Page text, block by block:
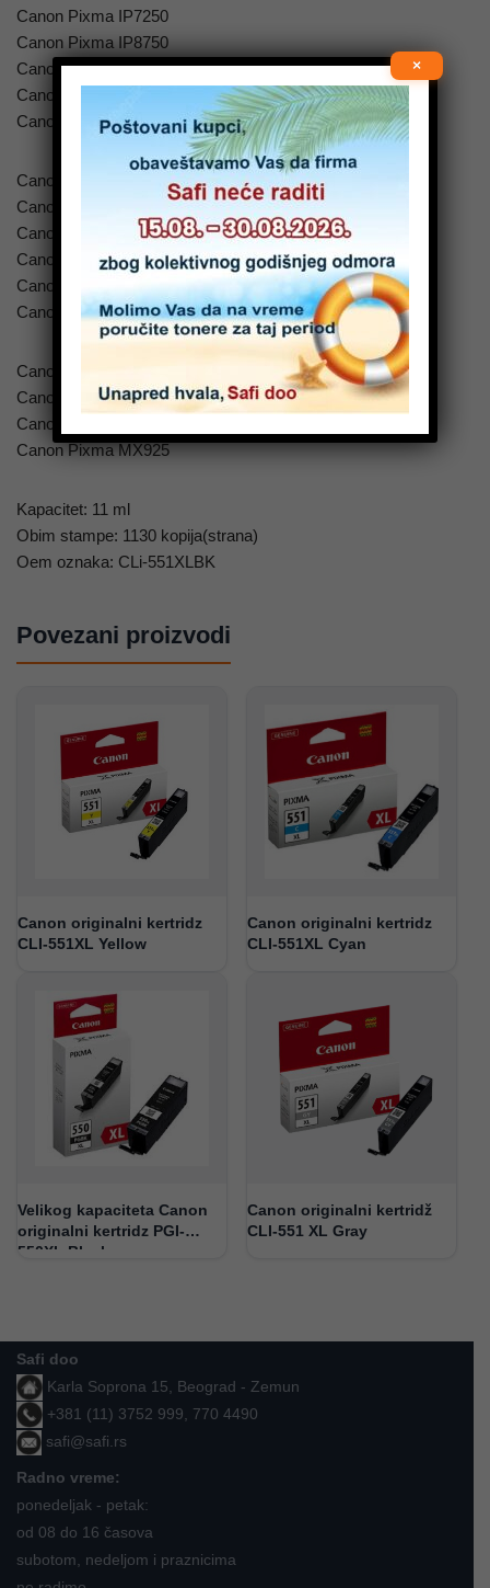
Canon Pixma IP7250
Canon Pixma IP8750
Canon Pixma ix6850
Canon Pixma MG5400
Canon Pixma MG5450
Canon Pixma MG5550
Canon Pixma MG5650
Canon Pixma MG6350
Canon Pixma MG6450
Canon Pixma MG6650
Canon Pixma MG7150
Canon Pixma MG 7500
Canon Pixma MG7550
Canon Pixma MX725
Canon Pixma MX925
Kapacitet: 11 ml
Obim stampe: 1130 kopija(strana)
Oem oznaka: CLi-551XLBK
Povezani proizvodi
Canon originalni kertridz
CLI-551XL Yellow
Canon originalni kertridz
CLI-551XL Cyan
Velikog kapaciteta Canon
originalni kertridz PGI-
550XL Black
Canon originalni kertridž
CLI-551 XL Gray
Safi doo
Karla Soprona 15, Beograd - Zemun
+381 (11) 3752 999, 770 4490
safi@safi.rs
Radno vreme:
ponedeljak - petak:
od 08 do 16 časova
subotom, nedeljom i praznicima
×